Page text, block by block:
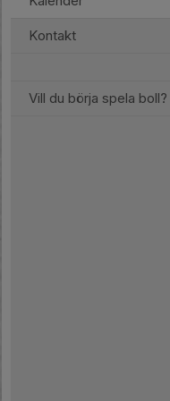
Kontakt
Vill du börja spela boll?